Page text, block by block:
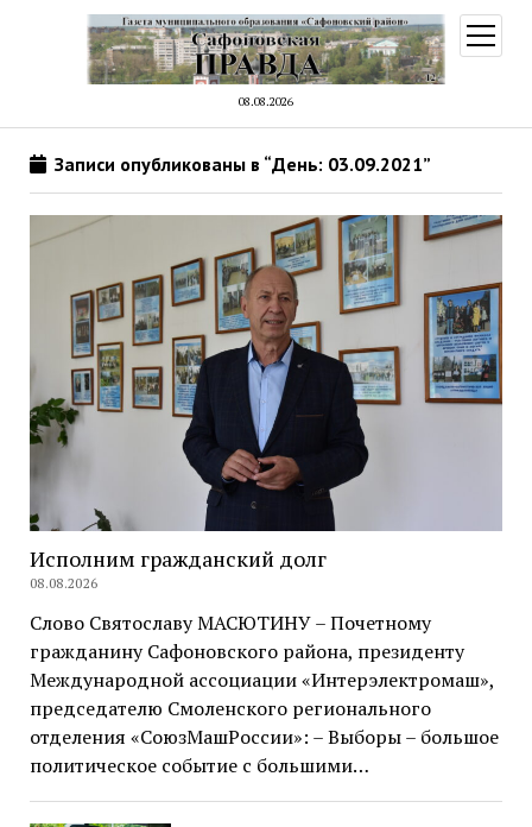
08.08.2026
меню
Записи опубликованы в “День: 03.09.2021”
Исполним гражданский долг
08.08.2026
Слово Святославу МАСЮТИНУ – Почетному
гражданину Сафоновского района, президенту
Международной ассоциации «Интерэлектромаш»,
председателю Смоленского регионального
отделения «СоюзМашРоссии»: – Выборы – большое
политическое событие с большими…